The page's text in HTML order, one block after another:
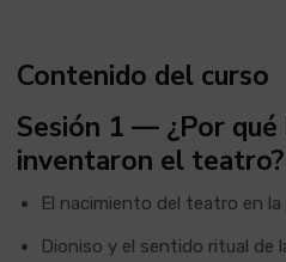
Contenido del curso
Sesión 1 — ¿Por
inventaron el teatro?
El nacimiento del teatro en la
Dioniso y el sentido ritual de